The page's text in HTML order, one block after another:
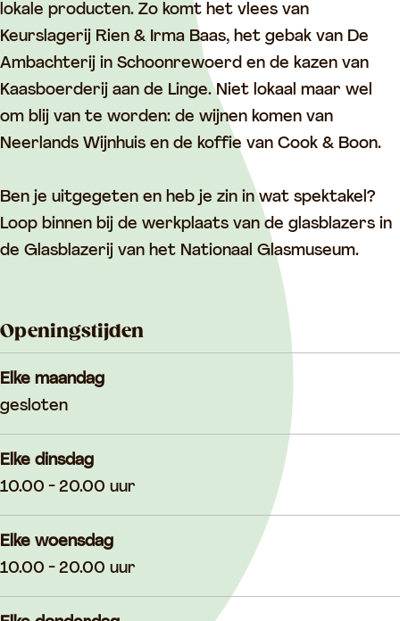
lokale producten. Zo komt het vlees van
Keurslagerij Rien & Irma Baas, het gebak van De
Ambachterij in Schoonrewoerd en de kazen van
Kaasboerderij aan de Linge. Niet lokaal maar wel
om blij van te worden: de wijnen komen van
Neerlands Wijnhuis en de koffie van Cook & Boon.
Ben je uitgegeten en heb je zin in wat spektakel?
Loop binnen bij de werkplaats van de glasblazers in
de Glasblazerij van het Nationaal Glasmuseum.
s
Openingstijden
Elke maandag
gesloten
Elke dinsdag
10.00 - 20.00 uur
Elke woensdag
10.00 - 20.00 uur